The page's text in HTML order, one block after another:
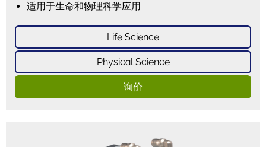
适用于生命和物理科学应用
Life Science
Physical Science
询价